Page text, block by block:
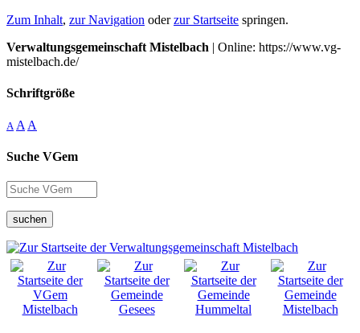
Zum Inhalt, zur Navigation oderzur Startseite springen.
Verwaltungsgemeinschaft Mistelbach | Online: https://www.vg-
mistelbach.de/
Schriftgröße
A A A
Suche VGem
suchen